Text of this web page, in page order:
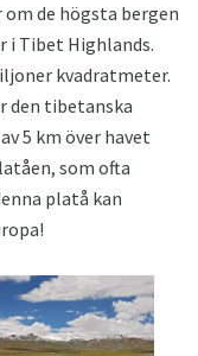
de högsta bergen
i Tibet Highlands.
kvadratmeter.
den tibetanska
5 km över havet
som ofta
platå kan